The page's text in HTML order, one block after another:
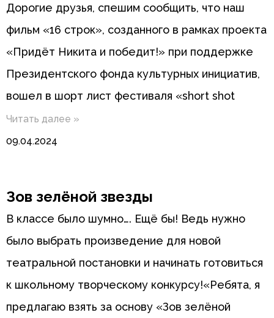
Дорогие друзья, спешим сообщить, что наш
фильм «16 строк», созданного в рамках проекта
«Придёт Никита и победит!» при поддержке
Президентского фонда культурных инициатив,
вошел в шорт лист фестиваля «short shot
Читать далее »
09.04.2024
Зов зелёной звезды
В классе было шумно…. Ещё бы! Ведь нужно
было выбрать произведение для новой
театральной постановки и начинать готовиться
к школьному творческому конкурсу!«Ребята, я
предлагаю взять за основу «Зов зелёной